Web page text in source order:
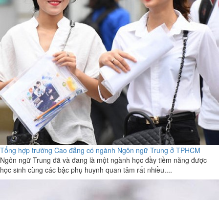
Tổng hợp trường Cao đẳng có ngành Ngôn ngữ Trung ở TPHCM
Ngôn ngữ Trung đã và đang là một ngành học đầy tiềm năng được
học sinh cùng các bậc phụ huynh quan tâm rất nhiều....